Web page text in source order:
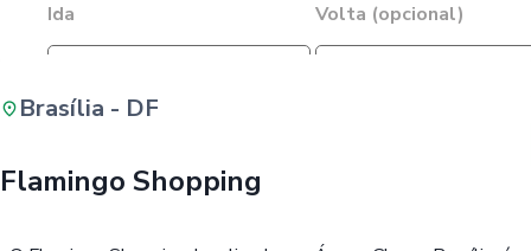
Ida Volta (opcional)
Brasília - DF
Flamingo Shopping